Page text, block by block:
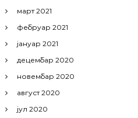
март 2021
фебруар 2021
јануар 2021
децембар 2020
новембар 2020
август 2020
јул 2020